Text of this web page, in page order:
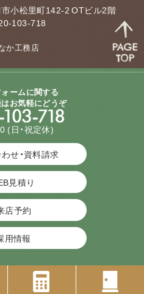
小松里町142-2 OTビル2階
103-718
か工務店
ォームに関する
はお気軽にどうぞ
(日・祝定休)
せ・資料請求
見積り
店予約
用情報